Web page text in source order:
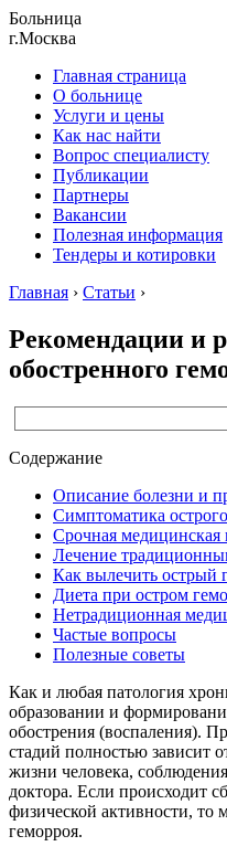
Больница
г.Москва
Главная страница
О больнице
Услуги и цены
Как нас найти
Вопрос специалисту
Публикации
Партнеры
Вакансии
Полезная информация
Тендеры и котировки
Главная › Статьи ›
Рекомендации и
обостренного
Содержание
Описание болезни и
Симптоматика
Срочная
Лечение
Как вылечить острый
Диета при остром
Нетрадиционная
Частые вопросы
Полезные советы
Как и любая патология
образовании и
обострения (воспаления).
стадий полностью зависит
жизни человека,
доктора. Если происходит
физической активности, то
геморроя.